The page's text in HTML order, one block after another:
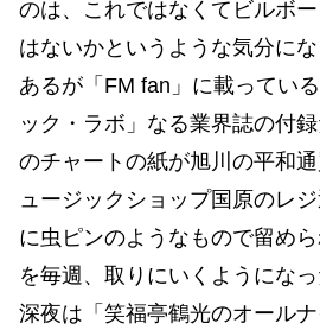
のは、これではなくてビルボ
はないかというような気分に
あるが「FM fan」に載ってい
ック・ラボ」なる業界誌の付
のチャートの紙が旭川の平和
ュージックショップ国原のレ
に虫ピンのようなもので留め
を毎週、取りにいくようにな
深夜は「笑福亭鶴光のオール